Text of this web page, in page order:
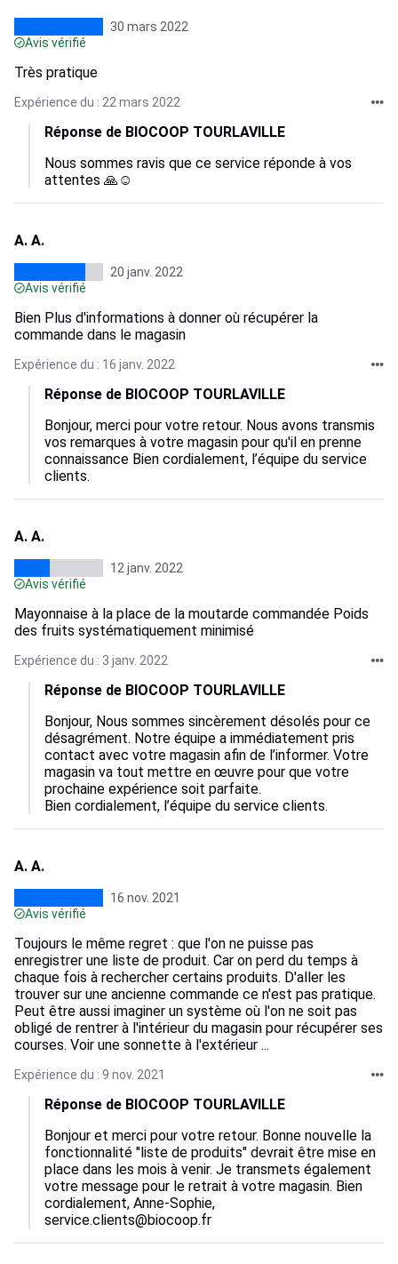
30 mars 2022
Avis vérifié
Très pratique
Expérience du : 22 mars 2022
Réponse de BIOCOOP TOURLAVILLE
Nous sommes ravis que ce service réponde à vos
attentes 🙏☺️
A. A.
20 janv. 2022
Avis vérifié
Bien Plus d'informations à donner où récupérer la
commande dans le magasin
Expérience du : 16 janv. 2022
Réponse de BIOCOOP TOURLAVILLE
Bonjour, merci pour votre retour. Nous avons transmis
vos remarques à votre magasin pour qu'il en prenne
connaissance Bien cordialement, l’équipe du service
clients.
A. A.
12 janv. 2022
Avis vérifié
Mayonnaise à la place de la moutarde commandée Poids
des fruits systématiquement minimisé
Expérience du : 3 janv. 2022
Réponse de BIOCOOP TOURLAVILLE
Bonjour, Nous sommes sincèrement désolés pour ce
désagrément. Notre équipe a immédiatement pris
contact avec votre magasin afin de l’informer. Votre
magasin va tout mettre en œuvre pour que votre
prochaine expérience soit parfaite.
Bien cordialement, l’équipe du service clients.
A. A.
16 nov. 2021
Avis vérifié
Toujours le même regret : que l'on ne puisse pas
enregistrer une liste de produit. Car on perd du temps à
chaque fois à rechercher certains produits. D'aller les
trouver sur une ancienne commande ce n'est pas pratique.
Peut être aussi imaginer un système où l'on ne soit pas
obligé de rentrer à l'intérieur du magasin pour récupérer ses
courses. Voir une sonnette à l'extérieur ...
Expérience du : 9 nov. 2021
Réponse de BIOCOOP TOURLAVILLE
Bonjour et merci pour votre retour. Bonne nouvelle la
fonctionnalité "liste de produits" devrait être mise en
place dans les mois à venir. Je transmets également
votre message pour le retrait à votre magasin. Bien
cordialement, Anne-Sophie,
service.clients@biocoop.fr